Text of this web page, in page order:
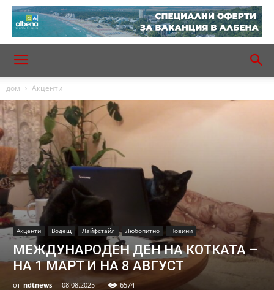
дом Акценти
Акценти Водещ Лайфстайл Любопитно Новини
МЕЖДУНАРОДЕН ДЕН НА КОТКАТА –
НА 1 МАРТ И НА 8 АВГУСТ
от ndtnews - 08.08.2025 6574